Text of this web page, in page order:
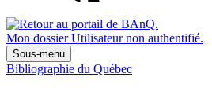
Mon dossier Utilisateur non authentifié.
Sous-menu
Bibliographie du Québec